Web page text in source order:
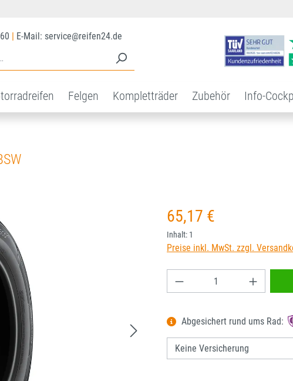
E-Mail: service@reifen24.de
Felgen Kompletträder Zubehör Info-
Regulärer Preis:
65,17 €
Inhalt: 1
Preise inkl. MwSt. zzgl.
Produkt Anzahl: Gib
Abgesichert rund ums Rad: